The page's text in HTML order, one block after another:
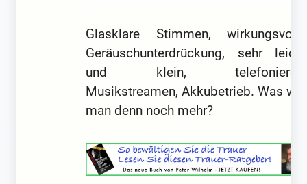
Glasklare Stimmen, wirkungsvolle
Geräuschunterdrückung, sehr leicht
und klein, telefonieren,
Musikstreamen, Akkubetrieb. Was will
man denn noch mehr?